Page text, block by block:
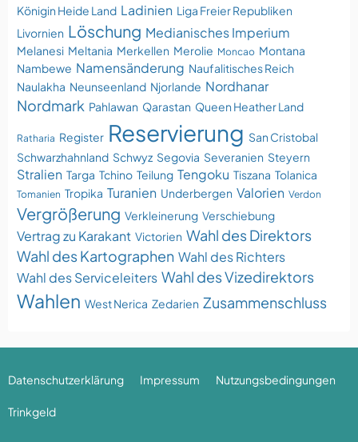
Königin Heide Land Ladinien Liga Freier Republiken
Livornien Löschung Medianisches Imperium
Melanesi Meltania Merkellen Merolie Moncao Montana
Nambewe Namensänderung Naufalitisches Reich
Naulakha Neunseenland Njorlande Nordhanar
Nordmark Pahlawan Qarastan Queen Heather Land
Ratharia Register Reservierung San Cristobal
Schwarzhahnland Schwyz Segovia Severanien Steyern
Stralien Targa Tchino Teilung Tengoku Tiszana Tolanica
Tomanien Tropika Turanien Underbergen Valorien Verdon
Vergrößerung Verkleinerung Verschiebung
Vertrag zu Karakant Victorien Wahl des Direktors
Wahl des Kartographen Wahl des Richters
Wahl des Serviceleiters Wahl des Vizedirektors
Wahlen West Nerica Zedarien Zusammenschluss
Datenschutzerklärung Impressum Nutzungsbedingungen
Trinkgeld